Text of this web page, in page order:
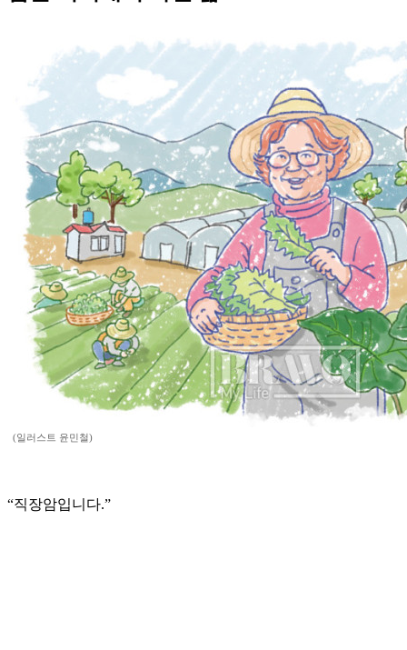
(일러스트 윤민철)
“직장암입니다.”